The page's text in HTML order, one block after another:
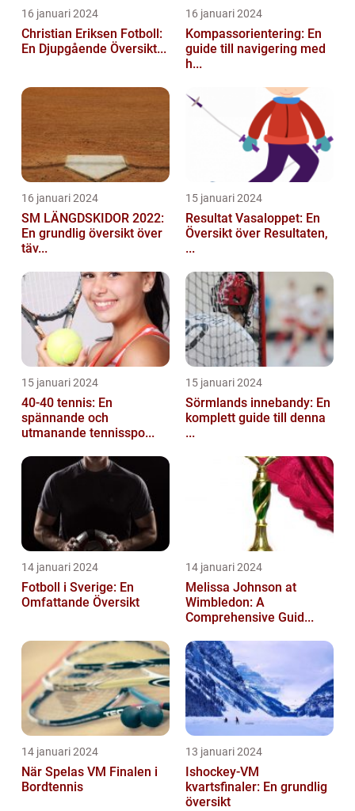
16 januari 2024
Christian Eriksen Fotboll:
En Djupgående Översikt...
16 januari 2024
Kompassorientering: En
guide till navigering med
h...
16 januari 2024
SM LÄNGDSKIDOR 2022:
En grundlig översikt över
täv...
15 januari 2024
Resultat Vasaloppet: En
Översikt över Resultaten,
...
15 januari 2024
40-40 tennis: En
spännande och
utmanande tennisspo...
15 januari 2024
Sörmlands innebandy: En
komplett guide till denna
...
14 januari 2024
Fotboll i Sverige: En
Omfattande Översikt
14 januari 2024
Melissa Johnson at
Wimbledon: A
Comprehensive Guid...
14 januari 2024
När Spelas VM Finalen i
Bordtennis
13 januari 2024
Ishockey-VM
kvartsfinaler: En grundlig
översikt